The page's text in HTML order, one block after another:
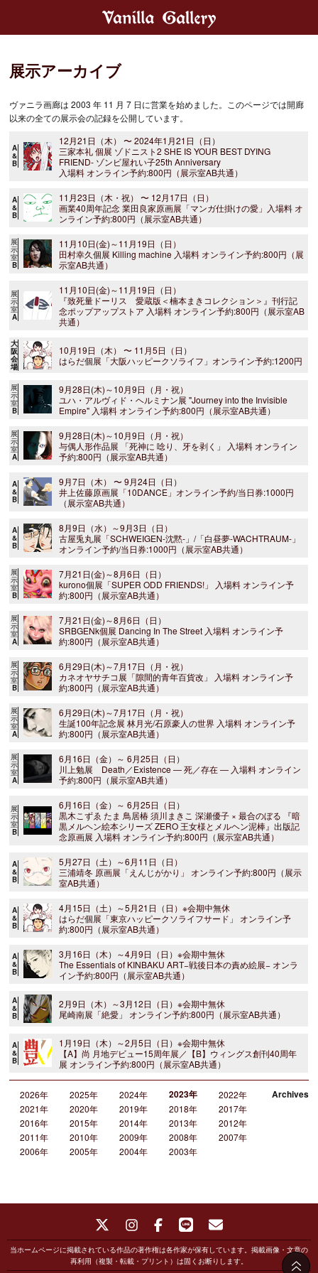
展示アーカイブ
ヴァニラ画廊は 2003 年 11 月 7 日に営業を始めました。このページでは開廊
以来の全ての展示会の記録を公開しています。
A
&
B
12月21日（木） 〜 2024年1月21日（日）
三家本礼 個展 ゾドニスト2 SHE IS YOUR BEST DYING
FRIEND- ゾンビ屋れい子25th Anniversary
入場料 オンライン予約:800円（展示室AB共通）
A
&
B
11月23日（木・祝） 〜 12月17日（日）
画業40周年記念 業田良家原画展「マンガ仕掛けの愛」入場料 オ
ンライン予約:800円（展示室AB共通）
展
示
室
B
11月10日(金)～11月19日（日）
田村幸久個展 Killing machine 入場料 オンライン予約:800円（展
示室AB共通）
展
示
室
A
11月10日(金)～11月19日（日）
『致死量ドーリス 愛蔵版＜楠本まきコレクション＞』刊行記
念ポップアップストア 入場料 オンライン予約:800円（展示室AB
共通）
大
阪
会
場
10月19日（木） 〜 11月5日（日）
はらだ個展「大阪ハッピークソライフ」オンライン予約:1200円
展
示
室
B
9月28日(木)～10月9日（月・祝）
ユハ・アルヴィド・ヘルミナン展 "Journey into the Invisible
Empire" 入場料 オンライン予約:800円（展示室AB共通）
展
示
室
A
9月28日(木)～10月9日（月・祝）
与偶人形作品展 「死神に 唸り、牙を剥く」 入場料 オンライン
予約:800円（展示室AB共通）
A
&
B
9月7日（木） 〜 9月24日（日）
井上佐藤原画展「10DANCE」オンライン予約/当日券:1000円
（展示室AB共通）
A
&
B
8月9日（水）～9月3日（日）
古屋兎丸展「SCHWEIGEN-沈黙-」/「白昼夢-WACHTRAUM-」
オンライン予約/当日券:1000円（展示室AB共通）
展
示
室
B
7月21日(金)～8月6日（日）
kurono個展「SUPER ODD FRIENDS!」 入場料 オンライン予
約:800円（展示室AB共通）
展
示
室
A
7月21日(金)～8月6日（日）
SRBGENk個展 Dancing In The Street 入場料 オンライン予
約:800円（展示室AB共通）
展
示
室
B
6月29日(木)～7月17日（月・祝）
カネオヤサチコ展「隙間的青年百貨改」 入場料 オンライン予
約:800円（展示室AB共通）
展
示
室
A
6月29日(木)～7月17日（月・祝）
生誕100年記念展 林月光/石原豪人の世界 入場料 オンライン予
約:800円（展示室AB共通）
展
示
室
A
6月16日（金）～ 6月25日（日）
川上勉展 Death／Existence ― 死／存在 ― 入場料 オンライン
予約:800円（展示室AB共通）
展
示
室
B
6月16日（金）～ 6月25日（日）
黒木こずゑ たま 鳥居椿 須川まきこ 深瀬優子 × 最合のぼる 『暗
黒メルヘン絵本シリーズ ZERO 王女様とメルヘン泥棒』出版記
念原画展 入場料 オンライン予約:800円（展示室AB共通）
A
&
B
5月27日（土）～6月11日（日）
三浦靖冬 原画展「えんじがかり」 オンライン予約:800円（展示
室AB共通）
A
&
B
4月15日（土）～5月21日（日）※会期中無休
はらだ個展「東京ハッピークソライフサード」 オンライン予
約:800円（展示室AB共通）
A
&
B
3月16日（木）～4月9日（日）※会期中無休
The Essentials of KINBAKU ART−戦後日本の責め絵展− オンラ
イン予約:800円（展示室AB共通）
A
&
B
2月9日（木）～3月12日（日）※会期中無休
尾崎南展「絶愛」 オンライン予約:800円（展示室AB共通）
A
&
B
1月19日（木）～2月5日（日）※会期中無休
【A】尚 月地デビュー15周年展／【B】ウィングス創刊40周年
展 オンライン予約:800円（展示室AB共通）
2026年 2025年 2024年 2023年
2022年
2021年
2020年 2019年 2018年
2017年
2016年
2015年 2014年 2013年
2012年
2011年
2010年 2009年 2008年
2007年
2006年
2005年 2004年 2003年
Archives
当ホームページに掲載されている作品の著作権は各作家が保有しています。掲載画像・文章の
再利用（複製・転載・プリント）は固くお断りします。